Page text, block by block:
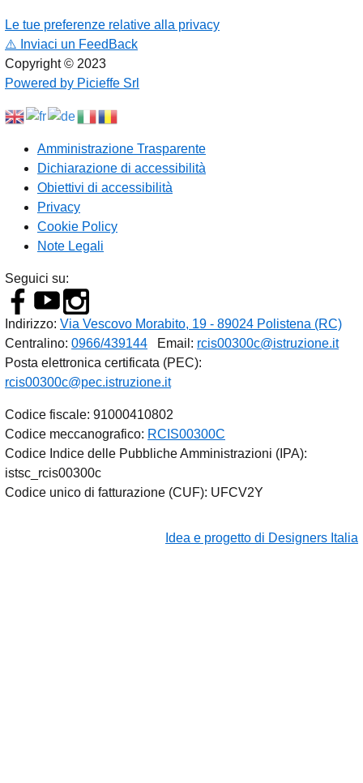
Le tue preferenze relative alla privacy
⚠️ Inviaci un FeedBack
Copyright © 2023
Powered by Picieffe Srl
Amministrazione Trasparente
Dichiarazione di accessibilità
Obiettivi di accessibilità
Privacy
Cookie Policy
Note Legali
Seguici su:
Indirizzo: Via Vescovo Morabito, 19 - 89024 Polistena (RC)
Centralino: 0966/439144 Email: rcis00300c@istruzione.it
Posta elettronica certificata (PEC):
rcis00300c@pec.istruzione.it
Codice fiscale: 91000410802
Codice meccanografico: RCIS00300C
Codice Indice delle Pubbliche Amministrazioni (IPA):
istsc_rcis00300c
Codice unico di fatturazione (CUF): UFCV2Y
Idea e progetto di Designers Italia